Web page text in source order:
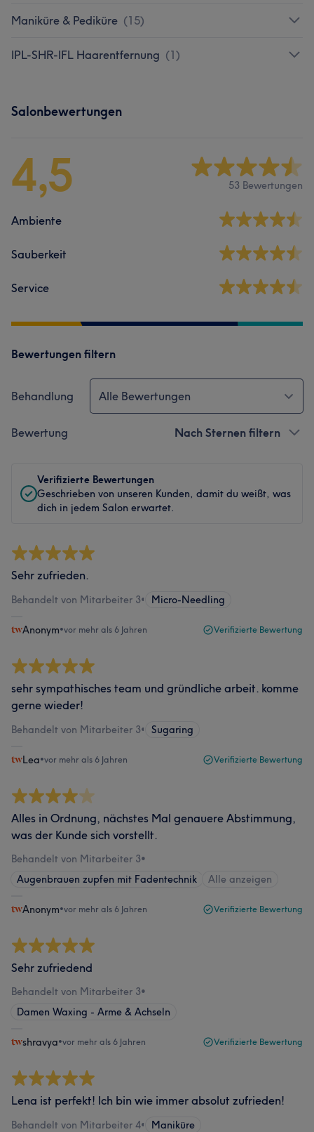
Maniküre & Pediküre (15)
IPL-SHR-IFL Haarentfernung (1)
Salonbewertungen
4,5 53 Bewertungen
Ambiente
Sauberkeit
Service
Bewertungen filtern
Behandlung Alle Bewertungen
Bewertung Nach Sternen filtern
Verifizierte Bewertungen
Geschrieben von unseren Kunden, damit du weißt, was
dich in jedem Salon erwartet.
Sehr zufrieden.
Behandelt von Mitarbeiter 3• Micro-Needling
Anonym•vor mehr als 6 Jahren Verifizierte Bewertung
sehr sympathisches team und gründliche arbeit. komme
gerne wieder!
Behandelt von Mitarbeiter 3• Sugaring
Lea•vor mehr als 6 Jahren Verifizierte Bewertung
Alles in Ordnung, nächstes Mal genauere Abstimmung,
was der Kunde sich vorstellt.
Behandelt von Mitarbeiter 3•
Augenbrauen zupfen mit Fadentechnik
Alle anzeigen
Anonym•vor mehr als 6 Jahren Verifizierte Bewertung
Sehr zufriedend
Behandelt von Mitarbeiter 3•
Damen Waxing - Arme & Achseln
shravya•vor mehr als 6 Jahren Verifizierte Bewertung
Lena ist perfekt! Ich bin wie immer absolut zufrieden!
Behandelt von Mitarbeiter 4• Maniküre